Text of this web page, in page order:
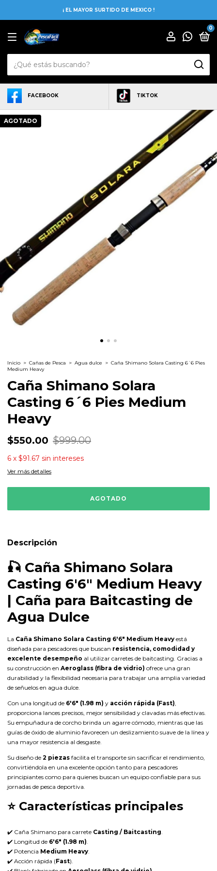
¡ EL MAYOR SURTIDO DE MEXICO !
0
FACEBOOK TIKTOK
AGOTADO
Inicio > Cañas de Pesca > Agua dulce > Caña Shimano Solara Casting 6´6 Pies
Medium Heavy
Caña Shimano Solara
Casting 6´6 Pies Medium
Heavy
$550.00 $999.00
6 x $91.67 sin intereses
Ver más detalles
Descripción
🎣 Caña Shimano Solara
Casting 6'6" Medium Heavy
| Caña para Baitcasting de
Agua Dulce
La Caña Shimano Solara Casting 6'6" Medium Heavy está
diseñada para pescadores que buscan resistencia, comodidad y
excelente desempeño al utilizar carretes de baitcasting. Gracias a
su construcción en Aeroglass (fibra de vidrio) ofrece una gran
durabilidad y la flexibilidad necesaria para trabajar una amplia variedad
de señuelos en agua dulce.
Con una longitud de 6'6" (1.98 m) y acción rápida (Fast)
proporciona lances precisos, mejor sensibilidad y clavadas más efectivas.
Su empuñadura de corcho brinda un agarre cómodo, mientras que las
guías de óxido de aluminio favorecen un deslizamiento suave de la línea y
una mayor resistencia al desgaste.
Su diseño de 2 piezas facilita el transporte sin sacrificar el rendimiento,
convirtiéndola en una excelente opción tanto para pescadores
principiantes como para quienes buscan un equipo confiable para sus
jornadas de pesca deportiva.
⭐ Características principales
✔️ Caña Shimano para carrete Casting / Baitcasting
✔️ Longitud de 6'6" (1.98 m)
✔️ Potencia Medium Heavy
✔️ Acción rápida (Fast).